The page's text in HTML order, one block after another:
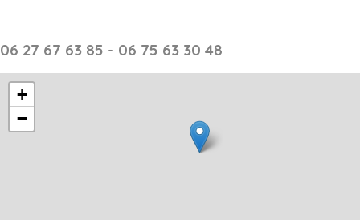
06 27 67 63 85 - 06 75 63 30 48
+
−